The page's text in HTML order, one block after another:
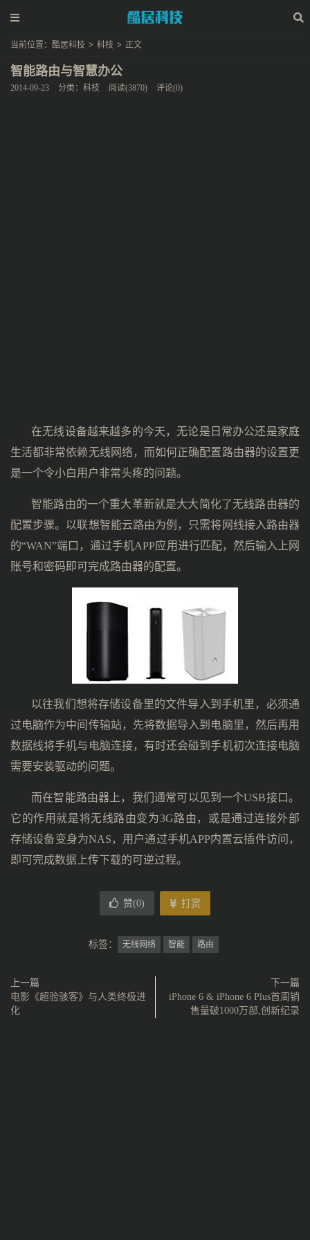
当前位置： 酷居科技 > 科技 > 正文
智能路由与智慧办公
2014-09-23 分类： 科技 阅读(3870) 评论(0)
在无线设备越来越多的今天，无论是日常办公还是家庭
生活都非常依赖无线网络，而如何正确配置路由器的设置更
是一个令小白用户非常头疼的问题。
智能路由的一个重大革新就是大大简化了无线路由器的
配置步骤。以联想智能云路由为例，只需将网线接入路由器
的“WAN”端口，通过手机APP应用进行匹配，然后输入上网
账号和密码即可完成路由器的配置。
以往我们想将存储设备里的文件导入到手机里，必须通
过电脑作为中间传输站，先将数据导入到电脑里，然后再用
数据线将手机与电脑连接，有时还会碰到手机初次连接电脑
需要安装驱动的问题。
而在智能路由器上，我们通常可以见到一个USB接口。
它的作用就是将无线路由变为3G路由，或是通过连接外部
存储设备变身为NAS，用户通过手机APP内置云插件访问，
即可完成数据上传下载的可逆过程。
赞(0) 打赏
标签： 无线网络 智能 路由
上一篇
电影《超验骇客》与人类终极进
化
下一篇
iPhone 6 & iPhone 6 Plus首周销
售量破1000万部,创新纪录